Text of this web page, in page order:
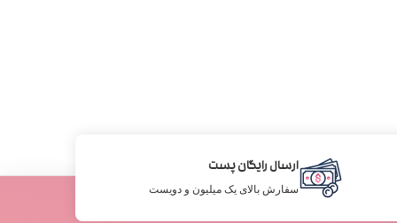
ارسال رایگان پست
سفارش بالای یک میلیون و دویست